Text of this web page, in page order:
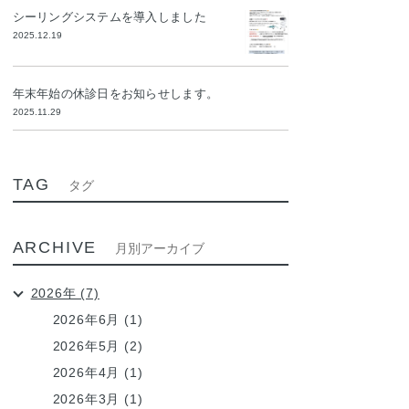
シーリングシステムを導入しました
2025.12.19
年末年始の休診日をお知らせします。
2025.11.29
TAG タグ
ARCHIVE 月別アーカイブ
2026年 (7)
2026年6月 (1)
2026年5月 (2)
2026年4月 (1)
2026年3月 (1)